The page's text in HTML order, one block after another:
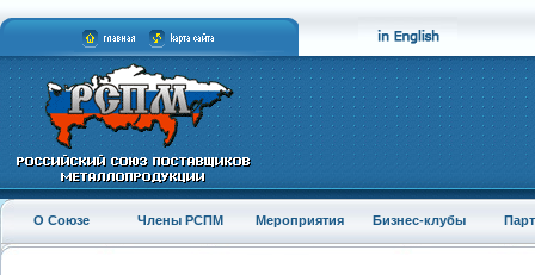
О Союзе Члены РСПМ Мероприятия Бизнес-клубы